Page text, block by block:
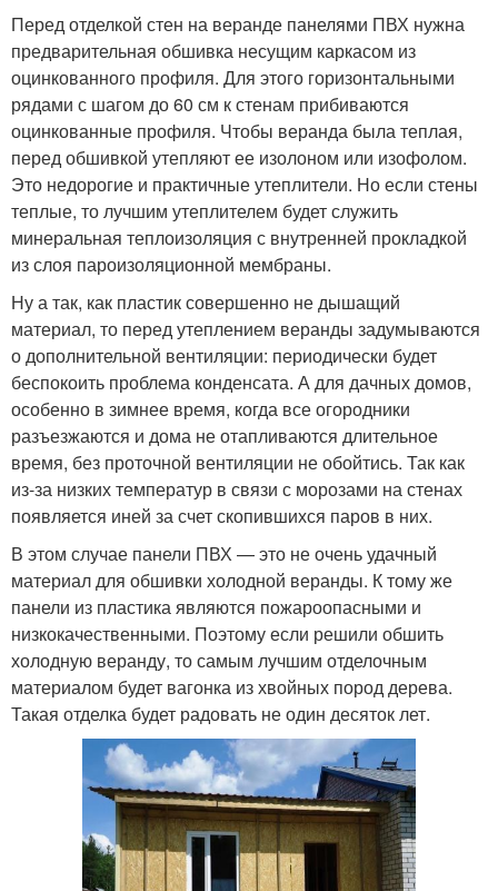
Перед отделкой стен на веранде панелями ПВХ нужна
предварительная обшивка несущим каркасом из
оцинкованного профиля. Для этого горизонтальными
рядами с шагом до 60 см к стенам прибиваются
оцинкованные профиля. Чтобы веранда была теплая,
перед обшивкой утепляют ее изолоном или изофолом.
Это недорогие и практичные утеплители. Но если стены
теплые, то лучшим утеплителем будет служить
минеральная теплоизоляция с внутренней прокладкой
из слоя пароизоляционной мембраны.
Ну а так, как пластик совершенно не дышащий
материал, то перед утеплением веранды задумываются
о дополнительной вентиляции: периодически будет
беспокоить проблема конденсата. А для дачных домов,
особенно в зимнее время, когда все огородники
разъезжаются и дома не отапливаются длительное
время, без проточной вентиляции не обойтись. Так как
из-за низких температур в связи с морозами на стенах
появляется иней за счет скопившихся паров в них.
В этом случае панели ПВХ — это не очень удачный
материал для обшивки холодной веранды. К тому же
панели из пластика являются пожароопасными и
низкокачественными. Поэтому если решили обшить
холодную веранду, то самым лучшим отделочным
материалом будет вагонка из хвойных пород дерева.
Такая отделка будет радовать не один десяток лет.